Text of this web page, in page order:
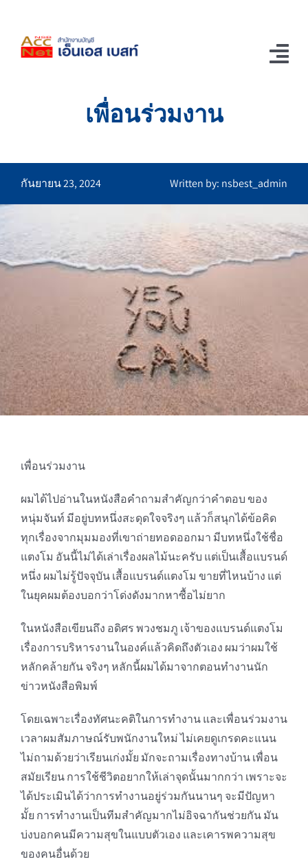
content
รู้แล้วอยากเล่า
บริการของเรา
เพื่อนร่วมงาน
กันยายน 23, 2024 Written by: nsbest_admin
เพื่อนร่วมงาน
ผมได้ไปอ่านในหนังสือคำถามสำคัญกว่าคำตอบ ของ
หนุ่มจันท์ มีอยู่บทหนึ่งสะดุดใจจริงๆ แล้วก็สนุกได้ข้อคิด
ทุกเรื่องจากมุมมองที่เขาถ่ายทอดออกมา มีบทหนึ่งใช้ชื่อ
แตงโม อันนี้ไม่ได้เล่าเรื่องผลไม้นะครับ แต่เป็นเสื้อแบรนด์
หนึ่ง ผมไม่รู้ปัจจุบัน เสื้อแบรนด์แตงโม ขายที่ไหนบ้าง แต่
ในยุคผมต้องบอกว่าโด่งดังมากหาซื้อไม่ยาก
ในหนังสือเขียนถึง อดิศร พวงชมภู เจ้าของแบรนด์แตงโม
เรื่องการบริหารงานในองค์แล้วคิดถึงตัวเอง ผมว่าผมใช้
หลักคล้ายกัน จริงๆ หลักนี้ผมได้มาจากตอนทำงานนัก
ข่าวหนังสือพิมพ์
โดยเฉพาะเรื่องทัศนะคติในการทำงาน และเพื่อนร่วมงาน
เวลาผมสัมภาษณ์รับพนักงานใหม่ ไม่เคยดูเกรดคะแนน
ไม่ถามด้วยว่าเรียนเก่งมั้ย มักจะถามเรื่องทางบ้าน เพื่อน
สมัยเรียน การใช้ชีวิตอยากให้เล่าจุดนั้นมากกว่า เพราะจะ
ได้ประเมินได้ว่าการทำงานอยู่ร่วมกันนานๆ จะมีปัญหา
มั้ย การทำงานเป็นทีมสำคัญมากไม่อิจฉากันช่วยกัน มัน
บ่งบอกคนมีความสุขในแบบตัวเอง และเคารพความสุข
ของคนอื่นด้วย